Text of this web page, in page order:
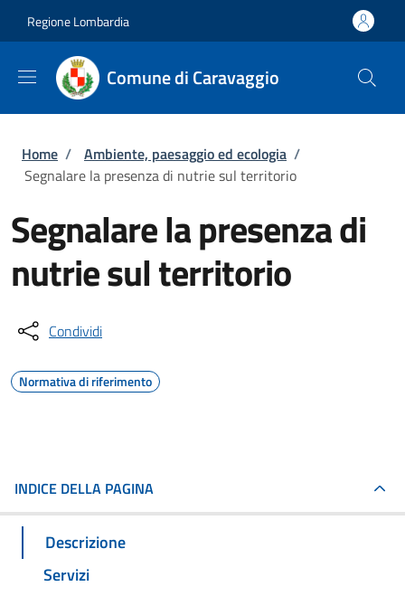
Regione Lombardia
Comune di Caravaggio
Briciole di pane
Home / Ambiente, paesaggio ed ecologia /
Segnalare la presenza di nutrie sul territorio
Segnalare la presenza di
nutrie sul territorio
Condividi
Normativa di riferimento
INDICE DELLA PAGINA
Descrizione
Servizi